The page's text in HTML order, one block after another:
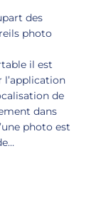
des
photo
il est
l’application
de
dans
photo est